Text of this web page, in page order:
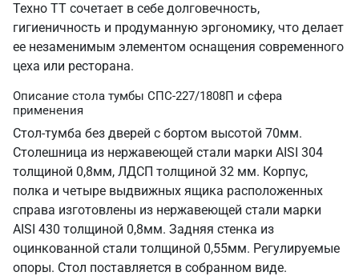
Техно ТТ сочетает в себе долговечность,
гигиеничность и продуманную эргономику, что делает
ее незаменимым элементом оснащения современного
цеха или ресторана.
Описание стола тумбы СПС-227/1808П и сфера
применения
Стол-тумба без дверей с бортом высотой 70мм.
Столешница из нержавеющей стали марки AISI 304
толщиной 0,8мм, ЛДСП толщиной 32 мм. Корпус,
полка и четыре выдвижных ящика расположенных
справа изготовлены из нержавеющей стали марки
AISI 430 толщиной 0,8мм. Задняя стенка из
оцинкованной стали толщиной 0,55мм. Регулируемые
опоры. Стол поставляется в собранном виде.